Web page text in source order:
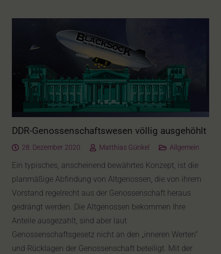
DDR-Genossenschaftswesen völlig ausgehöhlt
28. Dezember 2020 Matthias Günkel Allgemein
Ein typisches, anscheinend bewährtes Konzept, ist die
planmäßige Abfindung von Altgenossen, die von ihrem
Vorstand regelrecht aus der Genossenschaft heraus
gedrängt werden. Die Altgenossen bekommen Ihre
Anteile ausgezahlt, sind aber laut
Genossenschaftsgesetz nicht an den „inneren Werten“
und Rücklagen der Genossenschaft beteiligt. Mit der